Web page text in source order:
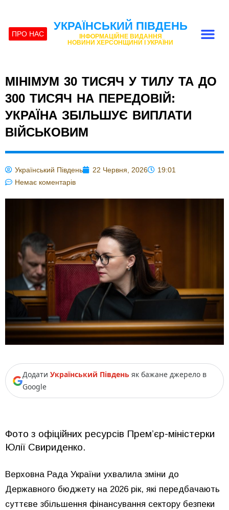
ПРО НАС
УКРАЇНСЬКИЙ ПІВДЕНЬ
ІНФОРМАЦІЙНЕ ВИДАННЯ
НОВИНИ ХЕРСОНЩИНИ І УКРАЇНИ
МІНІМУМ 30 ТИСЯЧ У ТИЛУ ТА ДО
300 ТИСЯЧ НА ПЕРЕДОВІЙ:
УКРАЇНА ЗБІЛЬШУЄ ВИПЛАТИ
ВІЙСЬКОВИМ
Український Південь 22 Червня, 2026
19:01
Немає коментарів
Додати Український Південь як бажане джерело в
Google
Фото з офіційних ресурсів Премʼєр-міністерки
Юлії Свириденко.
Верховна Рада України ухвалила зміни до
Державного бюджету на 2026 рік, які передбачають
суттєве збільшення фінансування сектору безпеки